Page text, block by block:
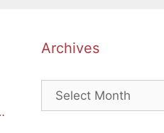
Archives
Archives